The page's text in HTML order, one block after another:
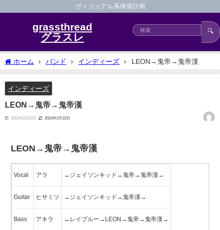
ヴィジュアル系保管計画
grassthread
グラスレ
🔍
ホーム バンド インディーズ LEON→鬼帝→鬼帝漢
インディーズ
LEON→鬼帝→鬼帝漢
2021年2月22日 2021年2月22日
LEON→鬼帝→鬼帝漢
Vocal アラ →ジェイソンキッド→鬼帝→鬼帝漢→
Guitar ヒサミツ →ジェイソンキッド→鬼帝漢→
Bass アキラ →レイブルー→LEON→鬼帝→鬼帝漢→